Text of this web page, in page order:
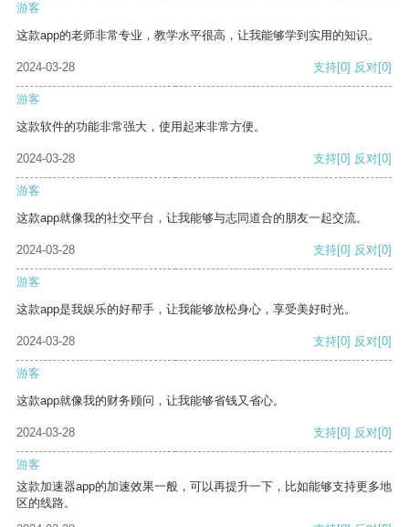
游客
这款app的老师非常专业，教学水平很高，让我能够学到实用的知识。
2024-03-28 支持[0] 反对[0]
游客
这款软件的功能非常强大，使用起来非常方便。
2024-03-28 支持[0] 反对[0]
游客
这款app就像我的社交平台，让我能够与志同道合的朋友一起交流。
2024-03-28 支持[0] 反对[0]
游客
这款app是我娱乐的好帮手，让我能够放松身心，享受美好时光。
2024-03-28 支持[0] 反对[0]
游客
这款app就像我的财务顾问，让我能够省钱又省心。
2024-03-28 支持[0] 反对[0]
游客
这款加速器app的加速效果一般，可以再提升一下，比如能够支持更多地
区的线路。